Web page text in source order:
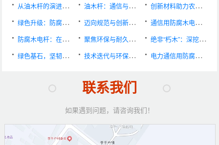
从油木杆的演进看行业可持续发展之路
油木杆：通信与电力行业的沉默脊梁
创新材料助力农村电网改造：防腐木电杆受关注
绿色升级：防腐木电杆在电力基础设施中的应用前景广阔
迈向规范与创新：通信用防腐木电杆行业的新发展阶段
通信用防腐木电杆——通信基础设施中的“低调基石”
防腐木电杆：在城乡建设中彰显自然与实用价值
聚焦环保与耐久，防腐木电杆工艺持续升级
绝非“朽木”：深挖防腐木杆在通信电力市场的四大核心竞争力
绿色基石，坚韧守护：防腐木杆为现代通信电力网络注入自然力量
技术迭代与环保升级：电力通信用防腐木杆的行业发展新路径 电力通信用防腐木杆：保障通信网络稳定的绿色基石
联系我们
如果遇到问题，请咨询我们！